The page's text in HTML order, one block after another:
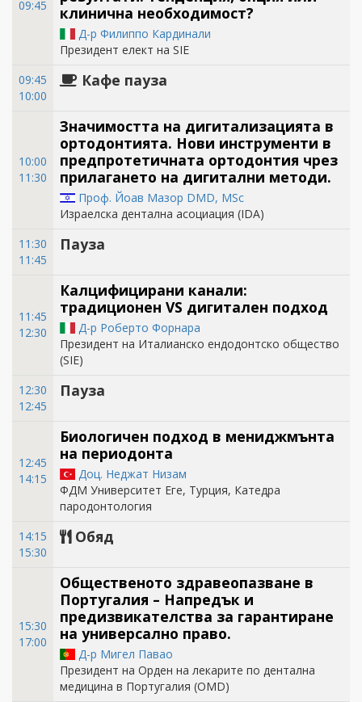
09:45
клинична необходимост?
Д-р Филиппо Кардинали
Президент елект на SIE
09:45
10:00
Кафе пауза
10:00
11:30
Значимостта на дигитализацията в
ортодонтията. Нови инструменти в
предпротетичната ортодонтия чрез
прилагането на дигитални методи.
Проф. Йоав Мазор DMD, MSc
Израелска дентална асоциация (IDA)
11:30
11:45
Пауза
11:45
12:30
Калцифицирани канали:
традиционен VS дигитален подход
Д-р Роберто Форнара
Президент на Италианско ендодонтско общество
(SIE)
12:30
12:45
Пауза
12:45
14:15
Биологичен подход в мениджмънта
на периодонта
Доц. Неджат Низам
ФДМ Университет Еге, Турция, Катедра
пародонтология
14:15
15:30
Обяд
15:30
17:00
Общественото здравеопазване в
Португалия – Напредък и
предизвикателства за гарантиране
на универсално право.
Д-р Мигел Павао
Президент на Орден на лекарите по дентална
медицина в Португалия (OMD)